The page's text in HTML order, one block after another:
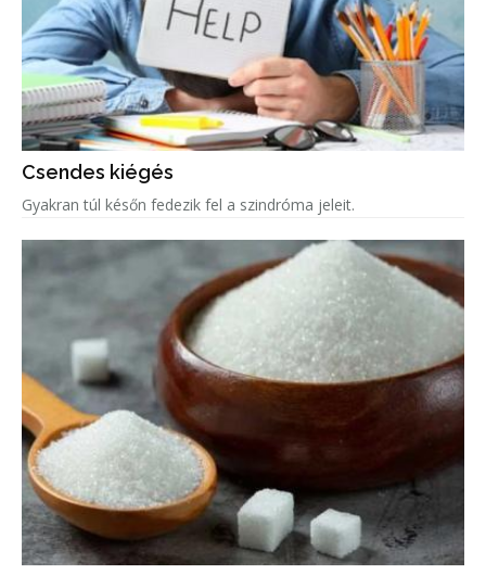
Csendes kiégés
Gyakran túl későn fedezik fel a szindróma jeleit.